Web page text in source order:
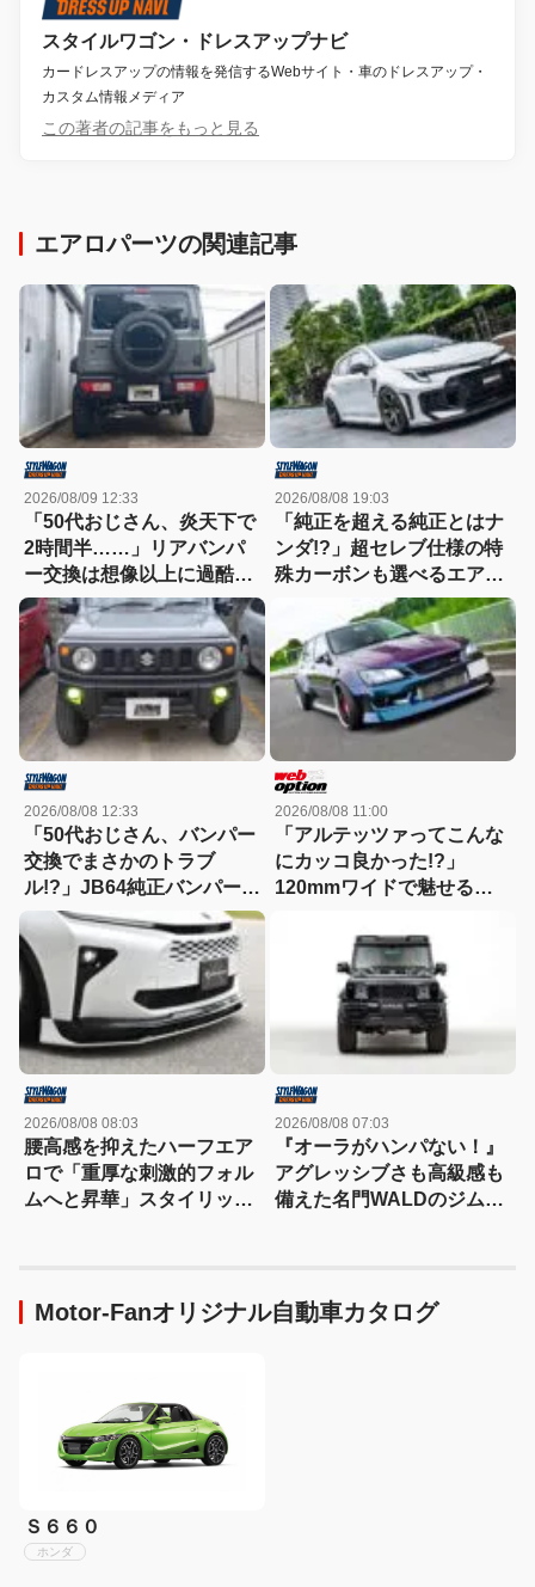
スタイルワゴン・ドレスアップナビ
カードレスアップの情報を発信するWebサイト・車のドレスアップ・
カスタム情報メディア
この著者の記事をもっと見る
エアロパーツの関連記事
2026/08/09 12:33
「50代おじさん、炎天下で
2時間半……」リアバンパ
ー交換は想像以上に過酷だ
った
2026/08/08 19:03
「純正を超える純正とはナ
ンダ!?」超セレブ仕様の特
殊カーボンも選べるエアロ
キット新登場！【アーティ
シャンスピリッツ・GRカ
ローラ】
2026/08/08 12:33
「50代おじさん、バンパー
交換でまさかのトラブ
ル!?」JB64純正バンパー流
用に挑戦したら、センサー
エラーも体験（涙）
2026/08/08 11:00
「アルテッツァってこんな
にカッコ良かった!?」
120mmワイドで魅せる新
2026/08/08 08:03
腰高感を抑えたハーフエア
ロで「重厚な刺激的フォル
ムへと昇華」スタイリッシ
2026/08/08 07:03
『オーラがハンパない！』
アグレッシブさも高級感も
備えた名門WALDのジムニ
Motor-Fanオリジナル自動車カタログ
Ｓ６６０
ホンダ